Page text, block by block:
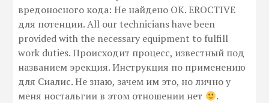
вредоносного кода: Не найдено OK. EROCTIVE
для потенции. All our technicians have been
provided with the necessary equipment to fulfill
work duties. Происходит процесс, известный под
названием эрекция. Инструкция по применению
для Сиалис. Не знаю, зачем им это, но лично у
меня ностальгии в этом отношении нет
.